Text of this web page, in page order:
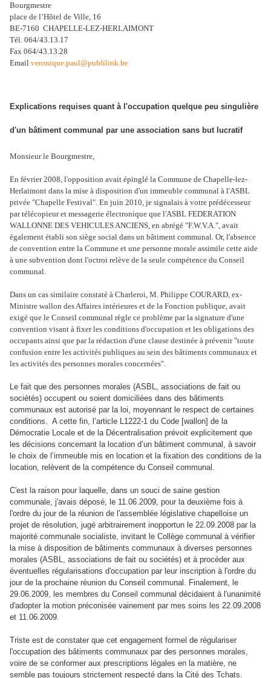
Bourgmestre
place de l’Hôtel de Ville, 16
BE‑7160 CHAPELLE‑LEZ‑HERLAIMONT
Tél. 064/43.13.17
Fax 064/43.13.28
Email veronique.paul@publilink.be
Explications requises quant à l'occupation quelque peu singulière
d'un bâtiment communal par une association sans but lucratif
Monsieur le Bourgmestre,
En février 2008, l'opposition avait épinglé la Commune de Chapelle-lez-
Herlaimont dans la mise à disposition d'un immeuble communal à l'ASBL
privée "Chapelle Festival". En juin 2010, je signalais à votre prédécesseur
par télécopieur et messagerie électronique que l'ASBL FEDERATION
WALLONNE DES VEHICULES ANCIENS, en abrégé "F.W.V.A.", avait
également établi son siège social dans un bâtiment communal. Or, l'absence
de convention entre la Commune et une personne morale assimile cette aide
à une subvention dont l'octroi relève de la seule compétence du Conseil
communal.
Dans un cas similaire constaté à Charleroi, M. Philippe COURARD, ex-
Ministre wallon des Affaires intérieures et de la Fonction publique, avait
exigé que le Conseil communal règle ce problème par la signature d'une
convention visant à fixer les conditions d'occupation et les obligations des
occupants ainsi que par la rédaction d'une clause destinée à prévenir "toute
confusion entre les activités publiques au sein des bâtiments communaux et
les activités des personnes morales concernées".
Le fait que des personnes morales (ASBL, associations de fait ou
sociétés) occupent ou soient domiciliées dans des bâtiments
communaux est autorisé par la loi, moyennant le respect de certaines
conditions. A cette fin, l’article L1222‑1 du Code [wallon] de la
Démocratie Locale et de la Décentralisation prévoit explicitement que
les décisions concernant la location d’un bâtiment communal, à savoir
le choix de l’immeuble mis en location et la fixation des conditions de la
location, relèvent de la compétence du Conseil communal.
C'est la raison pour laquelle, dans un souci de saine gestion
communale, j'avais déposé, le 11.06.2009, pour la deuxième fois à
l'ordre du jour de la réunion de l'assemblée législative chapelloise un
projet de résolution, jugé arbitrairement inopportun le 22.09.2008 par la
majorité communale socialiste, invitant le Collège communal à vérifier
la mise à disposition de bâtiments communaux à diverses personnes
morales (ASBL, associations de fait ou sociétés) et à procéder aux
éventuelles régularisations d'occupation par leur inscription à l'ordre du
jour de la prochaine réunion du Conseil communal. Finalement, le
29.06.2009, les membres du Conseil communal décidaient à l'unanimité
d'adopter la motion préconisée vainement par mes soins les 22.09.2008
et 11.06.2009.
Triste est de constater que cet engagement formel de régulariser
l'occupation des bâtiments communaux par des personnes morales,
voire de se conformer aux prescriptions légales en la matière, ne
semble pas toujours strictement respecté dans la Cité des Tchats.